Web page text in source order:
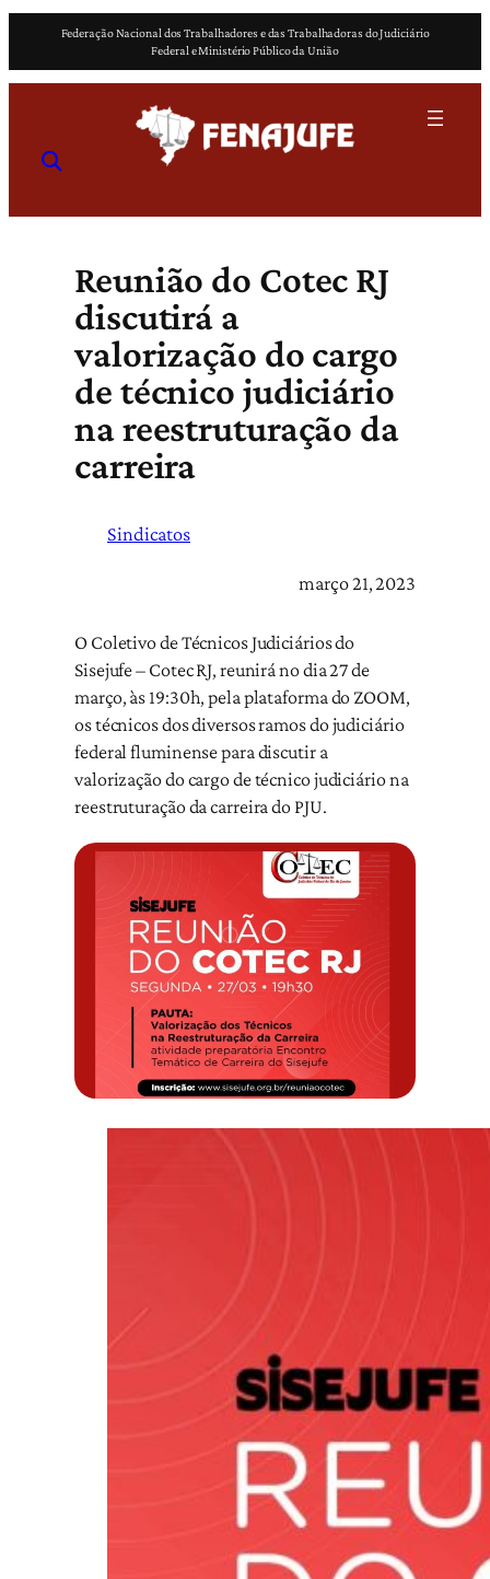
o
Federação Nacional dos Trabalhadores e das Trabalhadoras do Judiciário
Federal e Ministério Público da União
Reunião do Cotec RJ
discutirá a
valorização do cargo
de técnico judiciário
na reestruturação da
carreira
Sindicatos
março 21, 2023
O Coletivo de Técnicos Judiciários do
Sisejufe – Cotec RJ, reunirá no dia 27 de
março, às 19:30h, pela plataforma do ZOOM,
os técnicos dos diversos ramos do judiciário
federal fluminense para discutir a
valorização do cargo de técnico judiciário na
reestruturação da carreira do PJU.